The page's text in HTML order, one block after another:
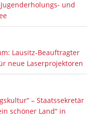
und
Lausitz-Beauftragter
neue Laserprojektoren
– Staatssekretär
schöner Land“ in